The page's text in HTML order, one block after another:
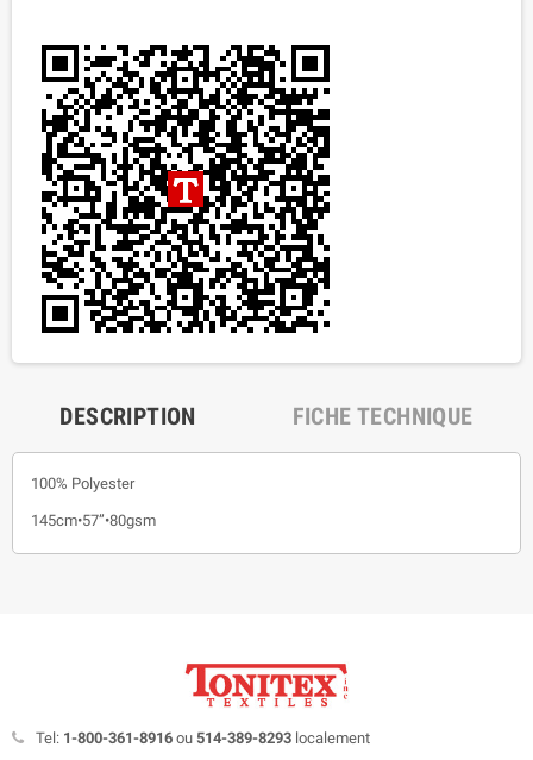
DESCRIPTION FICHE TECHNIQUE
100% Polyester
145cm•57”•80gsm
Tel: 1-800-361-8916 ou 514-389-8293 localement